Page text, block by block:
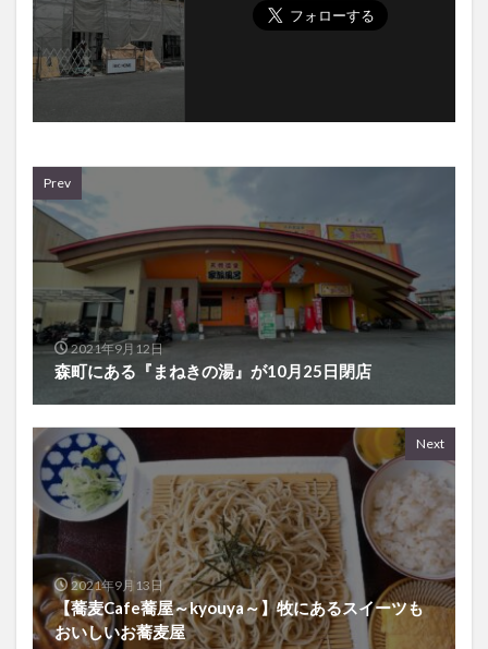
Prev
2021年9月12日
森町にある『まねきの湯』が10月25日閉店
Next
2021年9月13日
【蕎麦Cafe蕎屋～kyouya～】牧にあるスイーツも
おいしいお蕎麦屋